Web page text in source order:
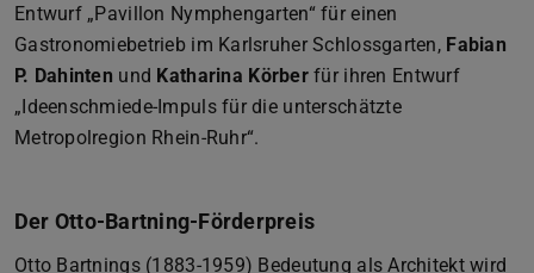
Entwurf „Pavillon Nymphengarten“ für einen
Gastronomiebetrieb im Karlsruher Schlossgarten, Fabian
P. Dahinten und Katharina Körberfür ihren Entwurf
„Ideenschmiede-Impuls für die unterschätzte
Metropolregion Rhein-Ruhr“.
Der Otto-Bartning-Förderpreis
Otto Bartnings (1883-1959) Bedeutung als Architekt wird